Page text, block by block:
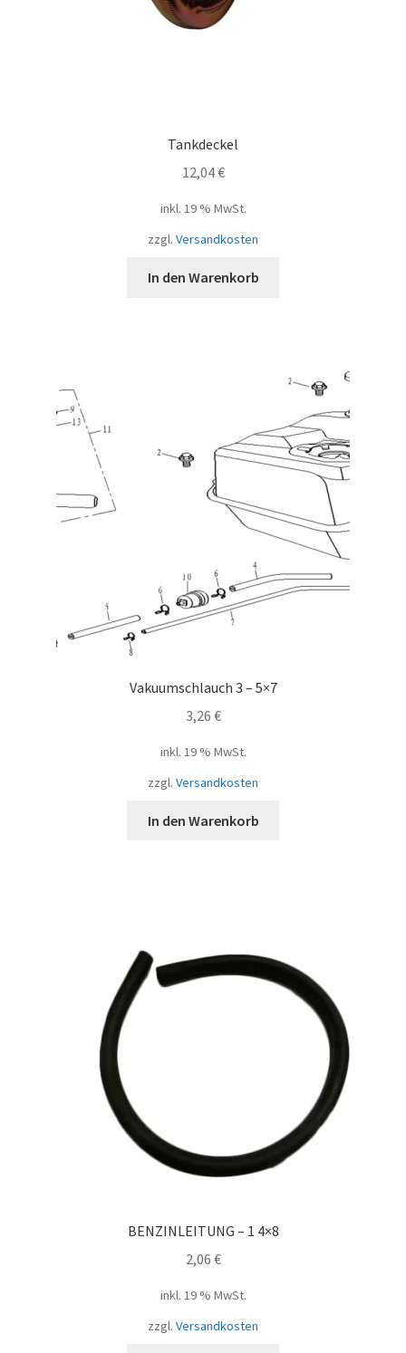
Tankdeckel
12,04€
inkl. 19 % MwSt.
zzgl. Versandkosten
In den Warenkorb
Vakuumschlauch 3 – 5×7
3,26 €
inkl. 19 % MwSt.
zzgl. Versandkosten
In den Warenkorb
BENZINLEITUNG – 1 4×8
2,06 €
inkl. 19 % MwSt.
zzgl. Versandkosten